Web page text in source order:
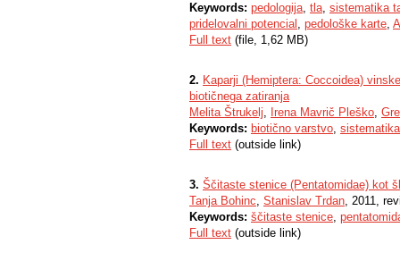
Keywords: pedologija, tla, sistematika
pridelovalni potencial , pedološke karte,
Full text (file, 1,62 MB)
2. Kaparji (Hemiptera: Coccoidea)
biotičnega zatiranja
Melita Štrukelj, Irena Mavrič Pleško,
Keywords: biotično varstvo, sistematika
Full text (outside link)
3. Ščitaste stenice (Pentatomidae) kot
Tanja Bohinc, Stanislav Trdan, 2011,
Keywords: ščitaste stenice,
Full text (outside link)